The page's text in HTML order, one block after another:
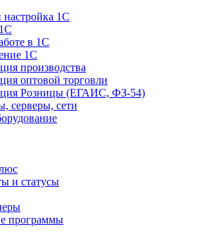
настройка 1С
в 1С
1С
производства
оптовой торговли
Розницы (ЕГАИС, ФЗ-54)
серверы, сети
и статусы
программы